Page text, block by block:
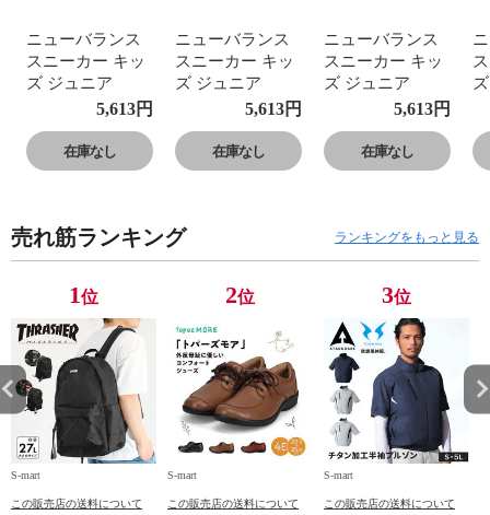
ニューバランス
スニーカー キッ
ズ ジュニア
GE650 運動靴 子
供靴 フレッシュ
フォーム ローカ
ット Fresh Foam
5,613円
在庫なし
ニューバランス
スニーカー キッ
ズ ジュニア
GE650 運動靴 子
供靴 フレッシュ
フォーム ローカ
ット Fresh Foam
5,613円
在庫なし
ニューバランス
スニーカー キッ
ズ ジュニア
GE650 運動靴 子
供靴 フレッシュ
フォーム ローカ
ット Fresh Foam
5,613円
在庫なし
売れ筋ランキング ランキングをもっと見る
1位
S-mart
この販売店の送料について
2位
S-mart
この販売店の送料について
3位
S-mart
この販売店の送料について